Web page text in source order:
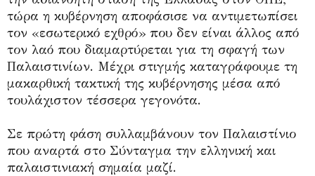
τώρα η κυβέρνηση αποφάσισε να αντιμετωπίσει
τον «εσωτερικό εχθρό» που δεν είναι άλλος από
τον λαό που διαμαρτύρεται για τη σφαγή των
Παλαιστινίων. Μέχρι στιγμής καταγράφουμε τη
μακαρθική τακτική της κυβέρνησης μέσα από
τουλάχιστον τέσσερα γεγονότα.
Σε πρώτη φάση συλλαμβάνουν τον Παλαιστίνιο
που αναρτά στο Σύνταγμα την ελληνική και
παλαιστινιακή σημαία μαζί.